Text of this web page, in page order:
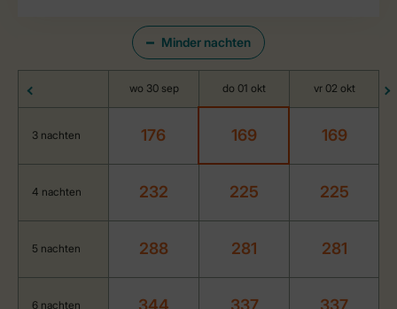
Minder nachten
wo 30 sep do 01 okt vr 02 okt
3 nachten 176 169 169
4 nachten 232 225 225
5 nachten 288 281 281
6 nachten 344 337 337